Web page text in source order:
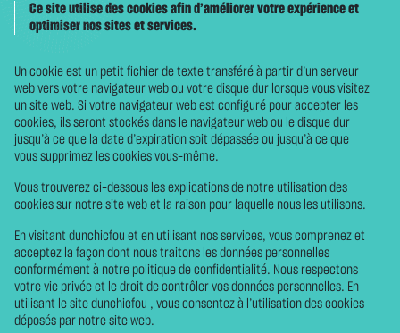
Ce site utilise des cookies afin d’améliorer votre expérience et
optimiser nos sites et services.
Un cookie est un petit fichier de texte transféré à partir d’un serveur
web vers votre navigateur web ou votre disque dur lorsque vous visitez
un site web. Si votre navigateur web est configuré pour accepter les
cookies, ils seront stockés dans le navigateur web ou le disque dur
jusqu’à ce que la date d’expiration soit dépassée ou jusqu’à ce que
vous supprimez les cookies vous-même.
Vous trouverez ci-dessous les explications de notre utilisation des
cookies sur notre site web et la raison pour laquelle nous les utilisons.
En visitant dunchicfou et en utilisant nos services, vous comprenez et
acceptez la façon dont nous traitons les données personnelles
conformément à notre politique de confidentialité. Nous respectons
votre vie privée et le droit de contrôler vos données personnelles. En
utilisant le site dunchicfou , vous consentez à l’utilisation des cookies
déposés par notre site web.